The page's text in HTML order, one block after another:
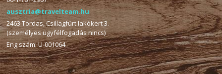
ausztria@travelteam.hu
2463 Tordas, Csillagfürt lakókert 3.
(személyes ügyfélfogadás nincs)
Eng.szám: U-001064